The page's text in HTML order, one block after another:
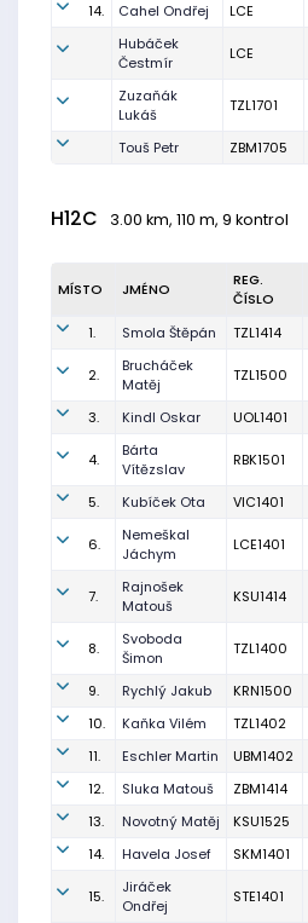
14.
Cahel Ondřej LCE
Hubáček
Čestmír
LCE
Zuzaňák
Lukáš
TZL1701
Touš Petr ZBM1705
H12C 3.00 km, 110 m, 9 kontrol
MÍSTO JMÉNO
REG.
ČÍSLO
1. Smola Štěpán TZL1414
2.
Brucháček
Matěj
TZL1500
3. Kindl Oskar UOL1401
4.
Bárta
Vítězslav
RBK1501
5. Kubíček Ota VIC1401
6.
Nemeškal
Jáchym
LCE1401
7.
Rajnošek
Matouš
KSU1414
8.
Svoboda
Šimon
TZL1400
9. Rychlý Jakub KRN1500
10.
Kaňka Vilém TZL1402
11.
Eschler Martin UBM1402
12.
Sluka Matouš ZBM1414
13.
Novotný Matěj KSU1525
14.
Havela Josef SKM1401
15.
Jiráček
Ondřej
STE1401